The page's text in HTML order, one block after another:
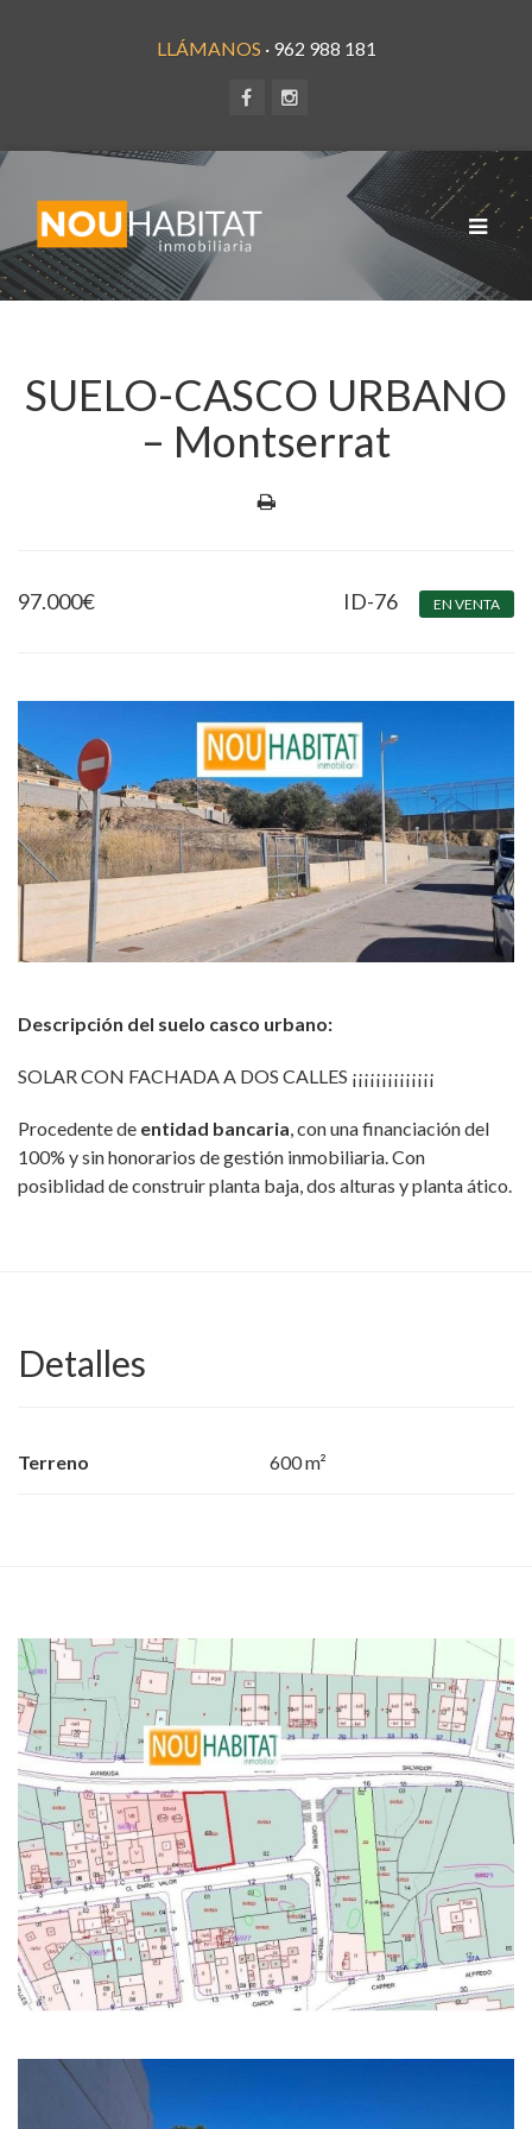
LLÁMANOS · 962 988 181
Toggle
SUELO-CASCO URBANO
– Montserrat
97.000€ ID-76 EN VENTA
Descripción del suelo casco urbano:
SOLAR CON FACHADA A DOS CALLES ¡¡¡¡¡¡¡¡¡¡¡¡¡¡
Procedente de entidad bancaria, con una financiación del
100% y sin honorarios de gestión inmobiliaria. Con
posiblidad de construir planta baja, dos alturas y planta ático.
Detalles
Terreno 600 m²